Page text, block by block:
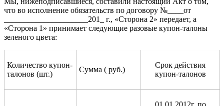
что во исполнение обязательств по договору №____от
_____________________201_ г., «Сторона 2» передает, а
«Сторона 1» принимает следующие разовые купон-талоны
зеленого цвета:
Количество купон-
талонов (шт.)
Сумма ( руб.)
Срок действия
купон-талонов
01.01.2012г. по